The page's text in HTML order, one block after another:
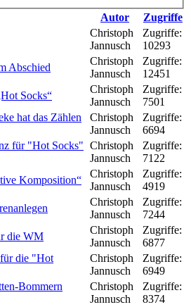
Autor
Zugriffe
Christoph
Jannusch
Zugriffe:
10293
Abschied
Christoph
Jannusch
Zugriffe:
12451
Socks“
Christoph
Jannusch
Zugriffe:
7501
hat das Zählen
Christoph
Jannusch
Zugriffe:
6694
für "Hot Socks" Christoph
Jannusch
Zugriffe:
7122
Komposition“
Christoph
Jannusch
Zugriffe:
4919
Christoph
Jannusch
Zugriffe:
7244
die WM
Christoph
Jannusch
Zugriffe:
6877
die "Hot
Christoph
Jannusch
Zugriffe:
6949
Bommern
Christoph
Jannusch
Zugriffe:
8374